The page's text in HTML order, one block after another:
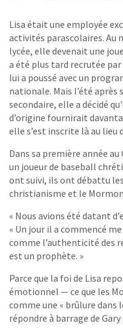
Lisa était une employée
activités parascolaires. Au
lycée, elle devenait une
a été plus tard recrutée
lui a poussé avec un
nationale. Mais l’été après
secondaire, elle a décidé
d’origine fournirait
elle s’est inscrite là au lieu
Dans sa première année
un joueur de baseball
ont suivi, ils ont débattu
christianisme et le
« Nous avions été datant
« Un jour il a commencé
comme l’authenticité des
est un prophète. »
Parce que la foi de Lisa
émotionnel — ce que les
comme une « brûlure dans
répondre à barrage de